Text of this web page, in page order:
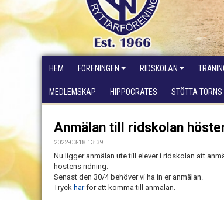
HEM FÖRENINGEN RIDSKOLAN
MEDLEMSKAP HIPPOCRATES STÖTTA TORNS
Anmälan till ridskolan
2022-03-18 13:39
Nu ligger anmälan ute till elever i ridskolan att
höstens ridning.
Senast den 30/4 behöver vi ha in er anmälan.
Tryck härför att komma till anmälan.